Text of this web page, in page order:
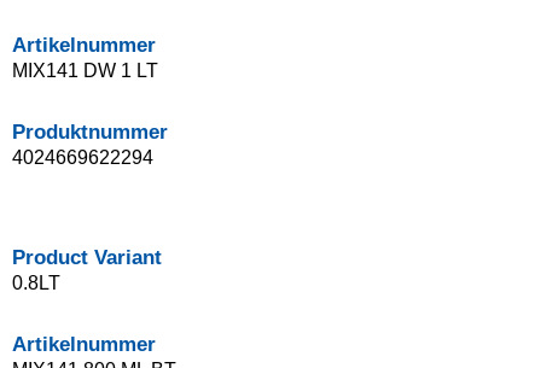
Artikelnummer
MIX141 DW 1 LT
Produktnummer
4024669622294
Product Variant
0.8LT
Artikelnummer